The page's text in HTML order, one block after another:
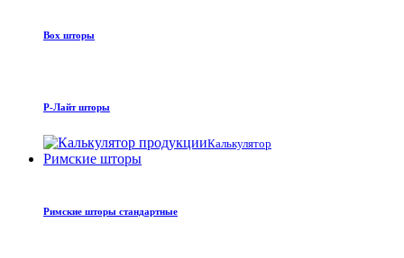
Box шторы
Р-Лайт шторы
Калькулятор
Римские шторы
Римские шторы стандартные